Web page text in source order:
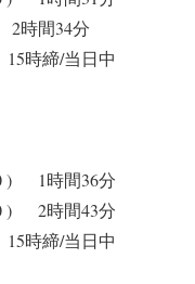
時間34分
15時締/当日中
) 1時間36分
) 2時間43分
15時締/当日中